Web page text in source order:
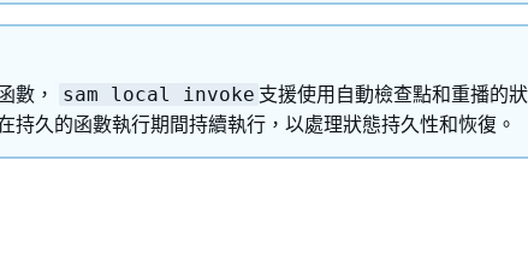
數，
sam local invoke 支援使用自動檢查點和重播的
持久的函數執行期間持續執行，以處理狀態持久性和恢復。